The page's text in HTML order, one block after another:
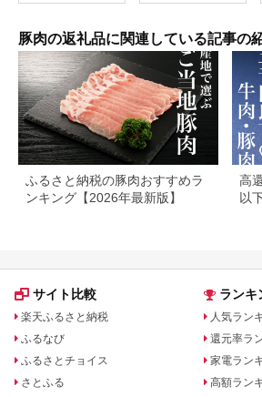
豚肉の返礼品に関連している記事の
ふるさと納税の豚肉おすすめラ
ンキング【2026年最新版】
高
以
サイト比較
楽天ふるさと納税
ふるなび
ふるさとチョイス
さとふる
ランキ
人気ラン
還元率ラ
家電ラン
高額ラン